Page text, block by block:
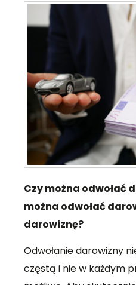
Czy można odwołać
można odwołać
darowiznę?
Odwołanie darowizny
częstą i nie w każdym